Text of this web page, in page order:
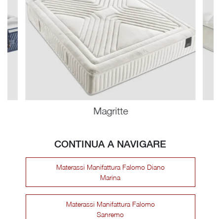
Magritte
CONTINUA A NAVIGARE
Materassi Manifattura Falomo Diano
Marina
Materassi Manifattura Falomo
Sanremo